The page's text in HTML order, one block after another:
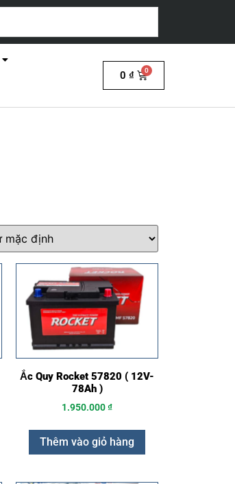
0 ₫
Ắc Quy Rocket 57820 ( 12V-
78Ah )
1.950.000₫
Thêm vào giỏ hàng